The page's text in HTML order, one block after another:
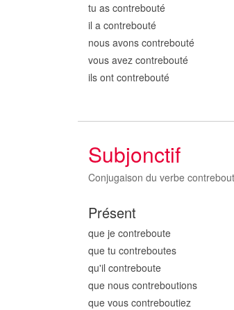
tu as contrebouté
il a contrebouté
nous avons contrebouté
vous avez contrebouté
ils ont contrebouté
Subjonctif
Conjugaison du verbe
Présent
que je contreboute
que tu contreboutes
qu'il contreboute
que nous contreboutions
que vous contreboutiez